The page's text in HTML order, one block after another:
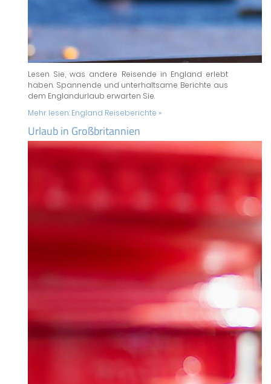
Lesen Sie, was andere Reisende in England erlebt
haben. Spannende und unterhaltsame Berichte aus
dem Englandurlaub erwarten Sie.
Mehr lesen: England Reiseberichte »
Urlaub in Großbritannien